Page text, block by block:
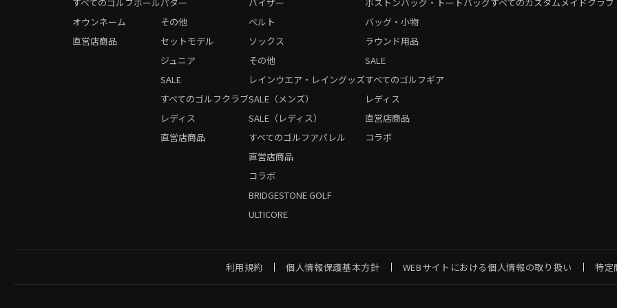
オウンネーム
直営店商品
レディス
直営店商品
その他
セットモデル
ジュニア
SALE
すべてのゴルフクラブ
直営店商品
コラボ
BRIDGESTONE GOLF
ULTICORE
ベルト
ソックス
その他
レインウエア・レイングッズ
SALE（メンズ）
SALE（レディス）
すべてのゴルフアパレル
レディス
直営店商品
コラボ
バッグ・小物
ラウンド用品
SALE
すべてのゴルフギア
利用規約 個人情報保護基本方針 WEBサイトにおける個人情報の取り扱い 特定